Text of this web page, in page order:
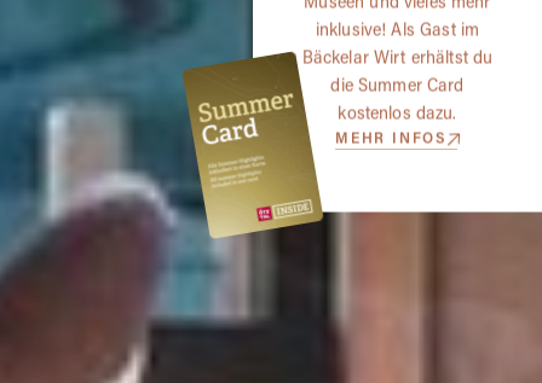
Museen und vieles mehr
inklusive! Als Gast im
Bäckelar Wirt erhältst du
die Summer Card
kostenlos dazu.
MEHR INFOS